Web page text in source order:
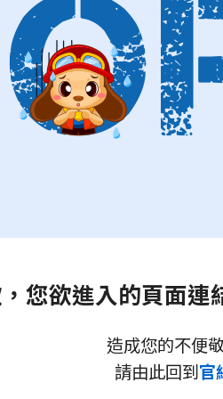
您欲進入的頁面連
造成您的不便
請由此回到 官